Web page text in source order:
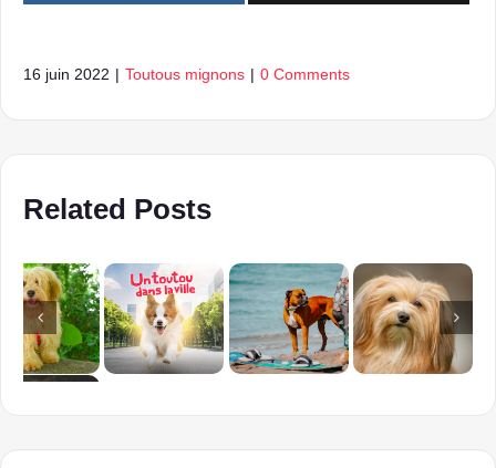
16 juin 2022 | Toutous mignons | 0 Comments
Related Posts